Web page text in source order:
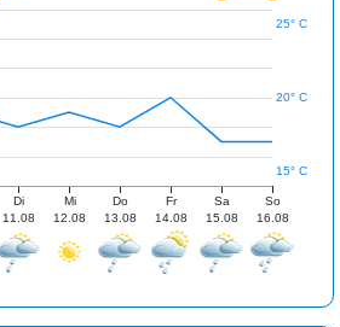
Di
11.08
Mi
12.08
Do
13.08
Fr
14.08
Sa
15.08
So
16.08
15° C
20° C
25° C